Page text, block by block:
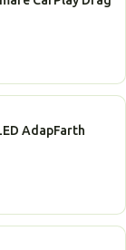
AdapFarth